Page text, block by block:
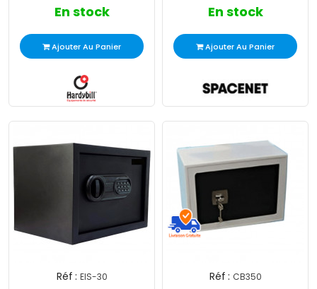
En stock
Ajouter Au Panier
En stock
Ajouter Au Panier
Réf : EIS-30 Réf : CB350